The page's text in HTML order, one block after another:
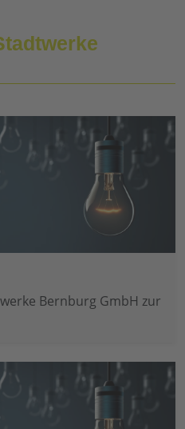
Bernburg GmbH zur